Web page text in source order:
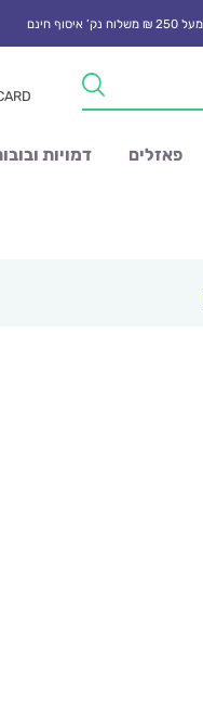
פאזלים דמויות